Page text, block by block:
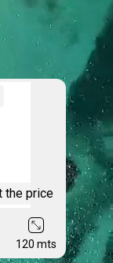
the price
120 mts